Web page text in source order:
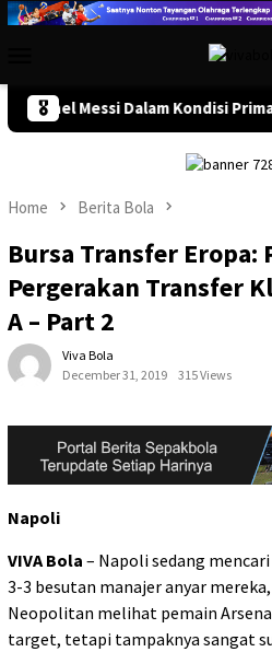
Skip
🎖️
Messi Dalam Kondisi Prima
Home Berita Bola
Bursa Transfer Eropa:
Pergerakan Transfer
A – Part 2
Viva Bola
December 31, 2019
315 Views
Napoli
VIVA Bola – Napoli sedang
3-3 besutan manajer anyar
Neopolitan melihat pemain
target, tetapi tampaknya sangat